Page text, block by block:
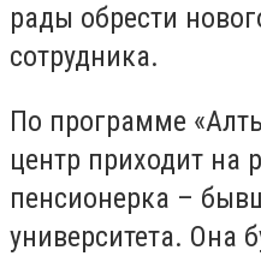
рады обрести
сотрудника.
По программе
центр приходит на
пенсионерка –
университета. Она